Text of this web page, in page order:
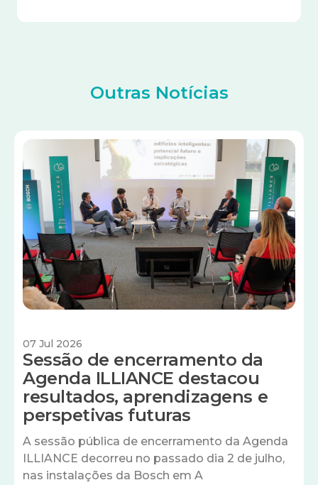
Outras Notícias
07 Jul 2026
Sessão de encerramento da
Agenda ILLIANCE destacou
resultados, aprendizagens e
perspetivas futuras
A sessão pública de encerramento da Agenda
ILLIANCE decorreu no passado dia 2 de julho,
nas instalações da Bosch em A